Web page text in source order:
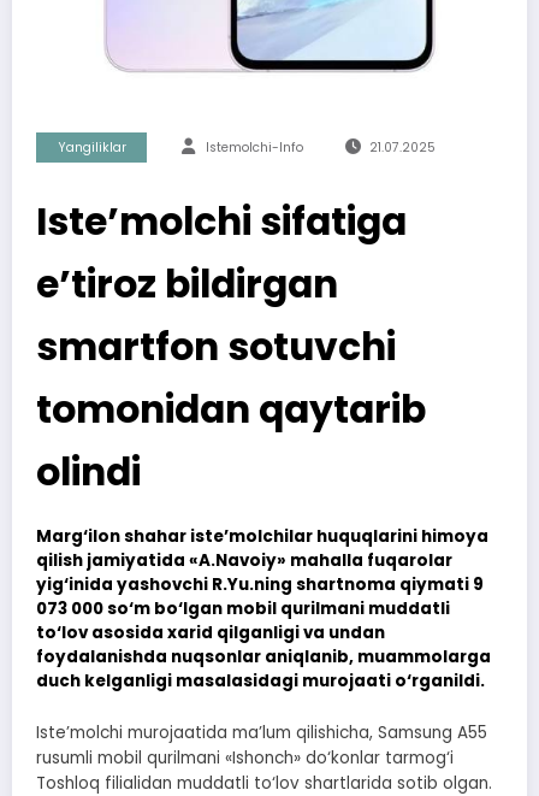
Yangiliklar Istemolchi-Info 21.07.2025
Iste’molchi sifatiga
e’tiroz bildirgan
smartfon sotuvchi
tomonidan qaytarib
olindi
Marg‘ilon shahar iste’molchilar huquqlarini himoya
qilish jamiyatida «A.Navoiy» mahalla fuqarolar
yig‘inida yashovchi R.Yu.ning shartnoma qiymati 9
073 000 so‘m bo‘lgan mobil qurilmani muddatli
to‘lov asosida xarid qilganligi va undan
foydalanishda nuqsonlar aniqlanib, muammolarga
duch kelganligi masalasidagi murojaati o‘rganildi.
Iste’molchi murojaatida ma’lum qilishicha, Samsung A55
rusumli mobil qurilmani «Ishonch» do‘konlar tarmog‘i
Toshloq filialidan muddatli to‘lov shartlarida sotib olgan.